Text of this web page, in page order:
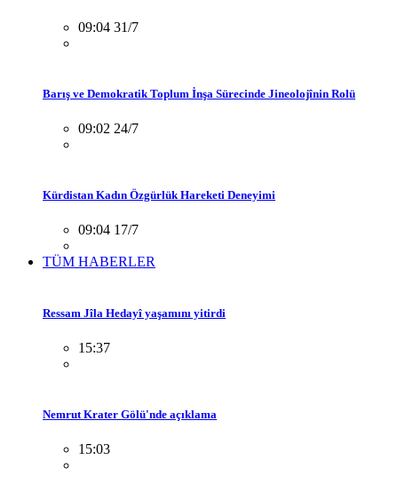
09:04 31/7
Barış ve Demokratik Toplum İnşa Sürecinde Jineolojînin Rolü
09:02 24/7
Kürdistan Kadın Özgürlük Hareketi Deneyimi
09:04 17/7
TÜM HABERLER
Ressam Jîla Hedayî yaşamını yitirdi
15:37
Nemrut Krater Gölü'nde açıklama
15:03